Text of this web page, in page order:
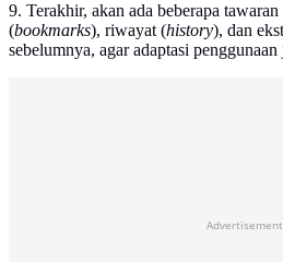
9. Terakhir, akan ada beberapa
(bookmarks), riwayat (history), dan
sebelumnya, agar adaptasi
Advertisement